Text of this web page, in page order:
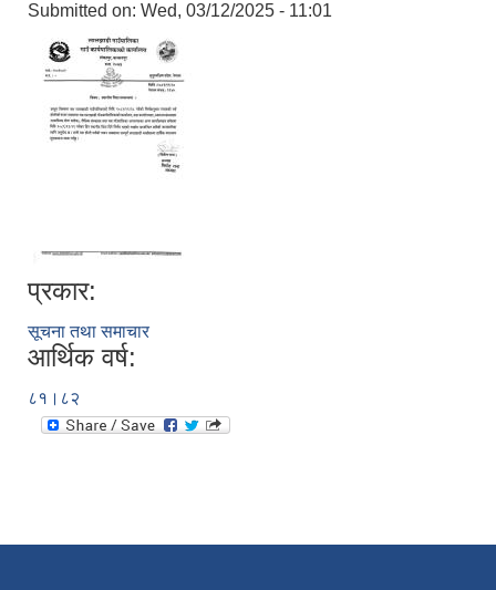
Submitted on: Wed, 03/12/2025 - 11:01
प्रकार:
सूचना तथा समाचार
आर्थिक वर्ष:
८१।८२